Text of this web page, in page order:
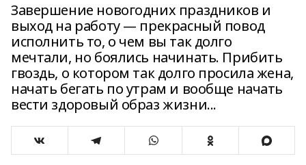
Завершение новогодних праздников и
выход на работу — прекрасный повод
исполнить то, о чем вы так долго
мечтали, но боялись начинать. Прибить
гвоздь, о котором так долго просила жена,
начать бегать по утрам и вообще начать
вести здоровый образ жизни...